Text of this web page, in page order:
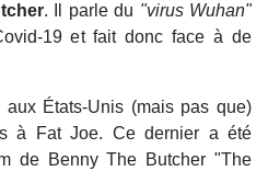
. Il parle du "virus Wuhan"
19 et fait donc face à de
aux États-Unis (mais pas que)
à Fat Joe. Ce dernier a été
de Benny The Butcher "The